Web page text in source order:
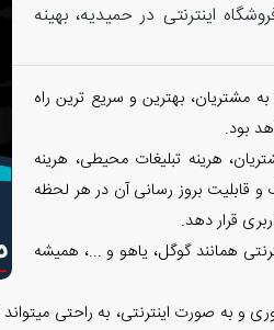
اینترنتی در حمیدیه، بهینه
مشتریان، بهترین و سریع ترین راه
بود.
هرینه تبلیغات محیطی، هرینه
قابلیت بروز رسانی آن در هر لحظه
قرار دهد.
همانند گوگل، یاهو و ...، همیشه
به صورت اینترنتی، به راحتی